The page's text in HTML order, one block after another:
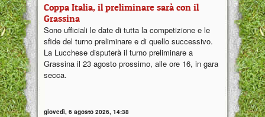
Coppa Italia, il preliminare sarà con il
Grassina
Sono ufficiali le date di tutta la competizione e le
sfide del turno preliminare e di quello successivo.
La Lucchese disputerà il turno preliminare a
Grassina il 23 agosto prossimo, alle ore 16, in gara
secca.
giovedì, 6 agosto 2026, 14:38